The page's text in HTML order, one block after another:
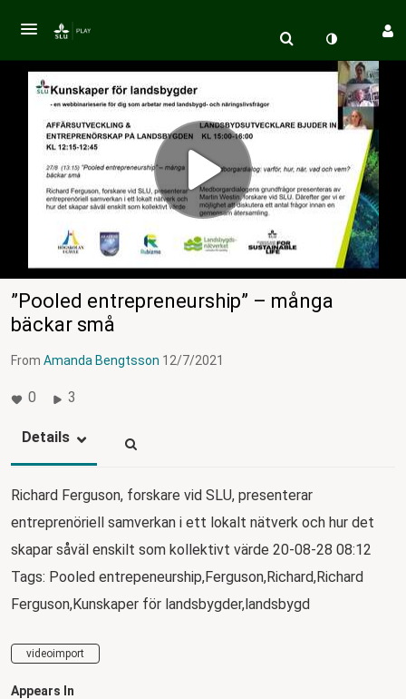
”Pooled entrepreneurship” – många
bäckar små
From Amanda Bengtsson 12/7/2021
0 3
Details
Richard Ferguson, forskare vid SLU, presenterar
entreprenöriell samverkan i ett lokalt nätverk och hur det
skapar såväl enskilt som kollektivt värde 20-08-28 08:12
Tags: Pooled entrepeneurship,Ferguson,Richard,Richard
Ferguson,Kunskaper för landsbygder,landsbygd
videoimport
Appears In